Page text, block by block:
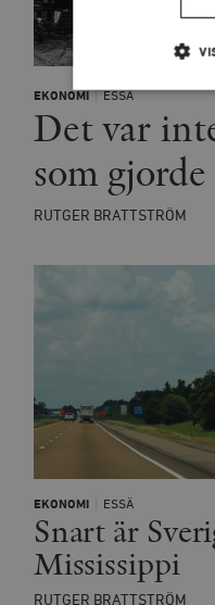
EKONOMI ESSÄ
Det var
som
RUTGER BRATTSTRÖM
EKONOMI ESSÄ
Snart är
Mississippi
RUTGER BRATTSTRÖM
Strikt
_hjFirstSeen